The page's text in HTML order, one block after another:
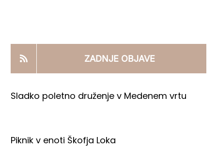
PRODAJNI IZDELKI
AKTUALNO
ZADNJE OBJAVE
Sladko poletno druženje v Medenem vrtu
Piknik v enoti Škofja Loka